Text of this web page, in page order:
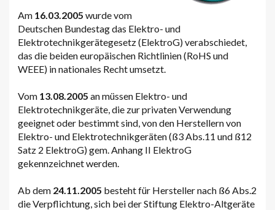
Am 16.03.2005 wurde vom
Deutschen Bundestag das Elektro- und
Elektrotechnikgerätegesetz (ElektroG) verabschiedet,
das die beiden europäischen Richtlinien (RoHS und
WEEE) in nationales Recht umsetzt.
Vom 13.08.2005 an müssen Elektro- und
Elektrotechnikgeräte, die zur privaten Verwendung
geeignet oder bestimmt sind, von den Herstellern von
Elektro- und Elektrotechnikgeräten (ß3 Abs.11 und ß12
Satz 2 ElektroG) gem. Anhang II ElektroG
gekennzeichnet werden.
Ab dem 24.11.2005 besteht für Hersteller nach ß6 Abs.2
die Verpflichtung, sich bei der Stiftung Elektro-Altgeräte